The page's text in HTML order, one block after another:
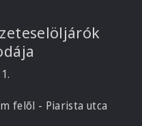
felől - Piarista utca